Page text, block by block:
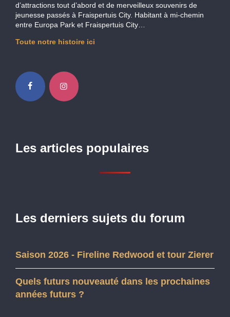
d’attractions tout d’abord et de merveilleux souvenirs de
jeunesse passés à Fraispertuis City. Habitant à mi-chemin
entre Europa Park et Fraispertuis City…
Toute notre histoire ici
Les articles populaires
Les derniers sujets du forum
Saison 2026 - Fireline Redwood et tour Zierer
Quels futurs nouveauté dans les prochaines
années futurs ?